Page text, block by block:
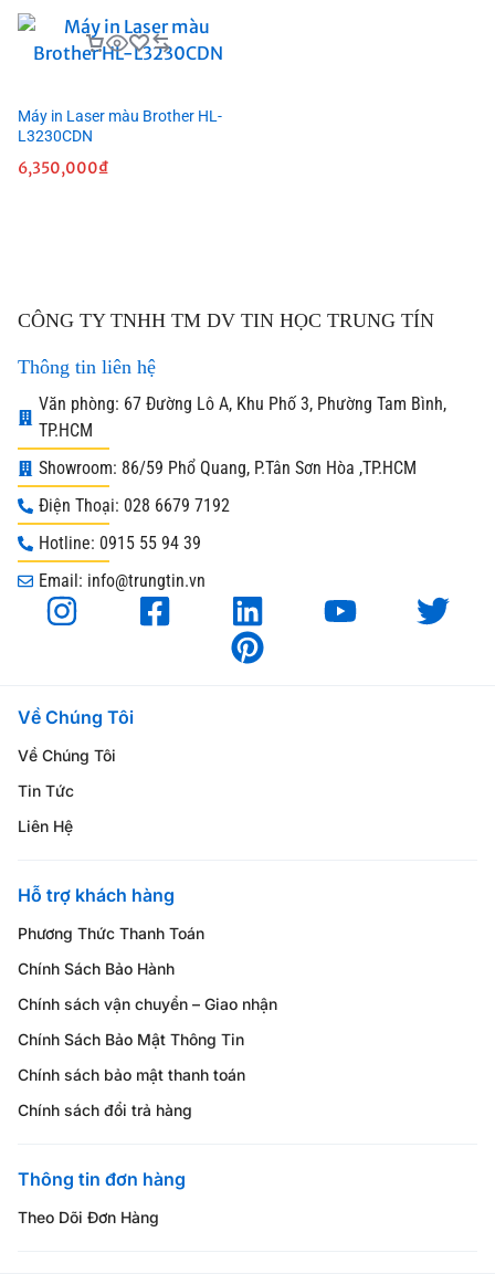
Máy in Laser màu Brother HL-
L3230CDN
6,350,000₫
CÔNG TY TNHH TM DV TIN HỌC TRUNG TÍN
Thông tin liên hệ
Văn phòng: 67 Đường Lô A, Khu Phố 3, Phường Tam Bình,
TP.HCM
Showroom: 86/59 Phổ Quang, P.Tân Sơn Hòa ,TP.HCM
Điện Thoại: 028 6679 7192
Hotline: 0915 55 94 39
Email: info@trungtin.vn
Về Chúng Tôi
Về Chúng Tôi
Tin Tức
Liên Hệ
Hỗ trợ khách hàng
Phương Thức Thanh Toán
Chính Sách Bảo Hành
Chính sách vận chuyển – Giao nhận
Chính Sách Bảo Mật Thông Tin
Chính sách bảo mật thanh toán
Chính sách đổi trả hàng
Thông tin đơn hàng
Theo Dõi Đơn Hàng